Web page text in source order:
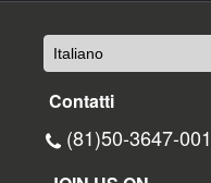
Contatti
(81)50-3647-